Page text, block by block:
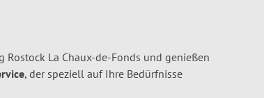
Rostock La Chaux-de-Fonds und genießen
, der speziell auf Ihre Bedürfnisse